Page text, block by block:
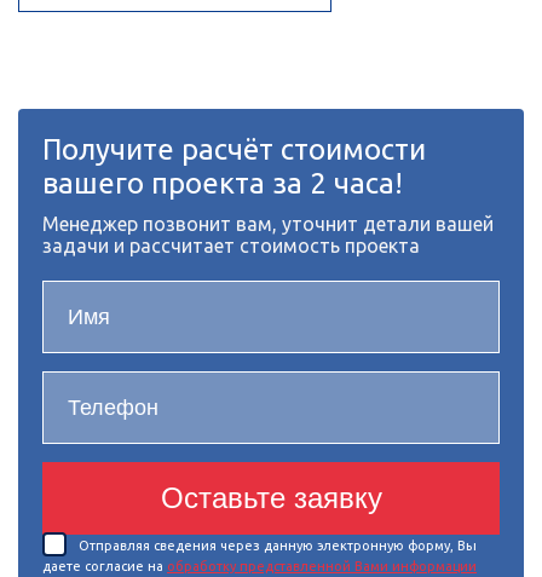
Получите расчёт стоимости
вашего проекта за 2 часа!
Менеджер позвонит вам, уточнит детали вашей
задачи и рассчитает стоимость проекта
Оставьте заявку
Отправляя сведения через данную электронную форму, Вы
даете согласие на обработку представленной Вами информации